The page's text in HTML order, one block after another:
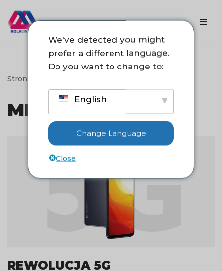
Przejdź
Strona główna
MI 10
REWOLUCJA 5G
We've detected you might
prefer a different language.
Do you want to change to:
English
Change Language
Close